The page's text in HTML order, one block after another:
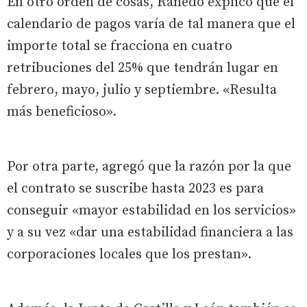
calendario de pagos varía de tal manera que el
importe total se fracciona en cuatro
retribuciones del 25% que tendrán lugar en
febrero, mayo, julio y septiembre. «Resulta
más beneficioso».
Por otra parte, agregó que la razón por la que
el contrato se suscribe hasta 2023 es para
conseguir «mayor estabilidad en los servicios»
y a su vez «dar una estabilidad financiera a las
corporaciones locales que los prestan».